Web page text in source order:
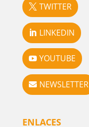
TWITTER
LINKEDIN
YOUTUBE
NEWSLETTER
ENLACES